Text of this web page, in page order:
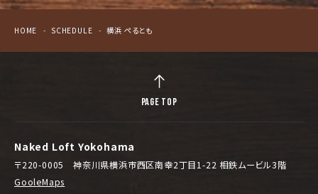
HOME SCHEDULE 横浜 ぺるとも
Naked Loft Yokohama
〒220-0005 神奈川県横浜市西区南幸2丁目1-22 相鉄ムービル3階
GooleMaps
PAGE TOP